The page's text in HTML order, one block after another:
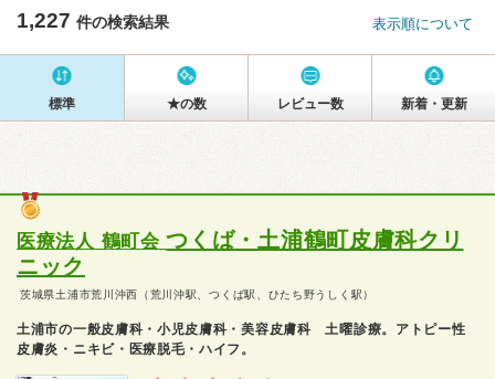
1,227 件の検索結果 表示順について
標準 ★の数 レビュー数 新着・更新
医療法人 鶴町会つくば・土浦鶴町皮膚科クリ
ニック
茨城県土浦市荒川沖西（荒川沖駅、つくば駅、ひたち野うしく駅）
土浦市の一般皮膚科・小児皮膚科・美容皮膚科 土曜診療。アトピー性
皮膚炎・ニキビ・医療脱毛・ハイフ。